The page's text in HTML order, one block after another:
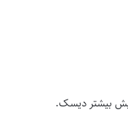
بیشتر دیسک.